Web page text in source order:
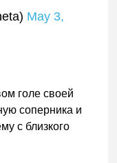
May 3,
голе своей
соперника и
с близкого